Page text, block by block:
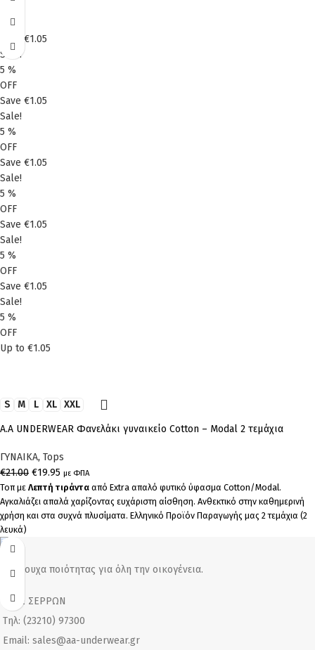
OFF
€1.05
Sale!
5 %
OFF
Save €1.05
Sale!
5 %
OFF
Save €1.05
Sale!
5 %
OFF
Save €1.05
Sale!
5 %
OFF
Save €1.05
Sale!
5 %
OFF
Up to €1.05
S M L XL XXL
Α.A UNDERWEAR Φανελάκι γυναικείο Cotton – Modal 2 τεμάχια
ΓΥΝΑΙΚΑ, Tops
€21.00 €19.95 με ΦΠΑ
Τοπ με Λεπτή τιράντα από Extra απαλό φυτικό ύφασμα Cotton/Modal.
Αγκαλιάζει απαλά χαρίζοντας ευχάριστη αίσθηση. Ανθεκτικό στην καθημερινή
χρήση και στα συχνά πλυσίματα. Ελληνικό Προϊόν Παραγωγής μας 2 τεμάχια (2
λευκά)
Εσώρουχα ποιότητας για όλη την οικογένεια.
ΒΙΠΕ ΣΕΡΡΩΝ
Τηλ: (23210) 97300
Email: sales@aa-underwear.gr